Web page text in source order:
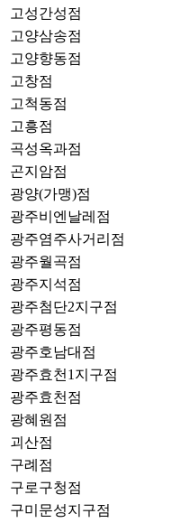
고성간성점
고양삼송점
고양향동점
고창점
고척동점
고흥점
곡성옥과점
곤지암점
광양(가맹)점
광주비엔날레점
광주염주사거리점
광주월곡점
광주지석점
광주첨단2지구점
광주평동점
광주호남대점
광주효천1지구점
광주효천점
광혜원점
괴산점
구례점
구로구청점
구미문성지구점